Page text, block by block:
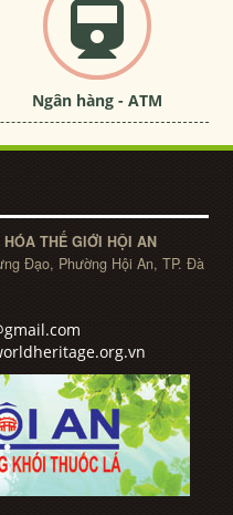
Ngân hàng - ATM
THẾ GIỚI HỘI AN
Đạo, Phường Hội An, TP. Đà